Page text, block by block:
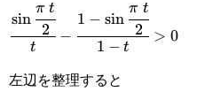
\cfrac{\sin\cfrac{\pi t}
{2}}{t}-\cfrac{1-
\sin\cfrac{\pi t}{2}}
t
sin
2
π t
−
1 − t
1 − sin
2
π t
> 0
左辺を整理すると